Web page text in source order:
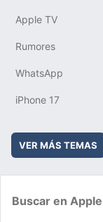
Apple TV
Rumores
WhatsApp
iPhone 17
VER MÁS TEMAS